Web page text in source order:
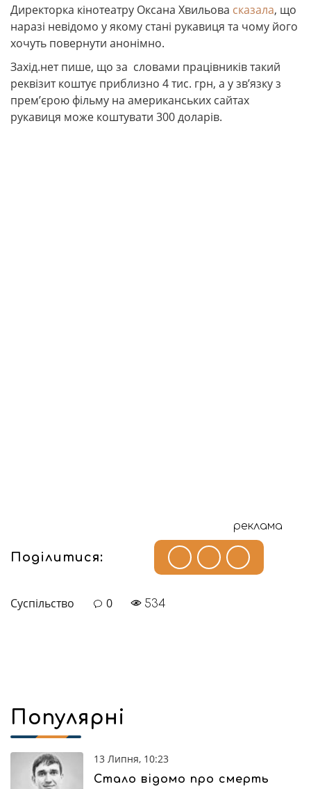
Директорка кінотеатру Оксана Хвильова сказала, що
наразі невідомо у якому стані рукавиця та чому його
хочуть повернути анонімно.
Захід.нет пише, що за словами працівників такий
реквізит коштує приблизно 4 тис. грн, а у зв’язку з
прем’єрою фільму на американських сайтах
рукавиця може коштувати 300 доларів.
реклама
Поділитися:
Суспільство 0 534
Популярні
13 Липня, 10:23
Стало відомо про смерть